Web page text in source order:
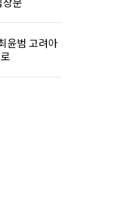
윤범 고려아